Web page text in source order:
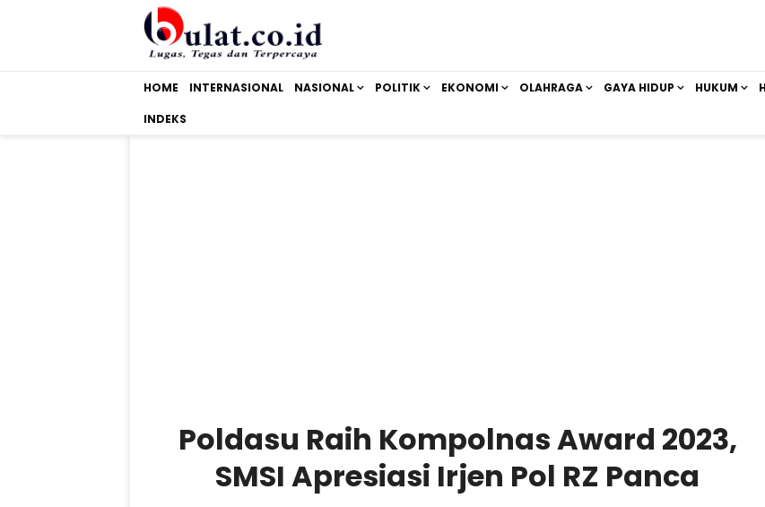
HOME INTERNASIONAL NASIONAL POLITIK EKONOMI OLAHRAGA GAYA HIDUP HUKUM
INDEKS
Poldasu Raih Kompolnas Award 2023,
SMSI Apresiasi Irjen Pol RZ Panca